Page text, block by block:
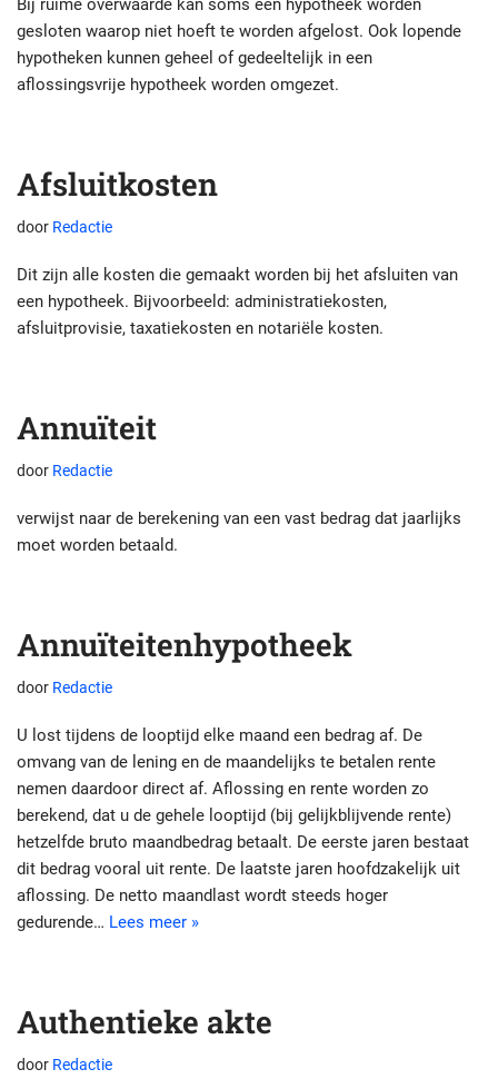
Bij ruime overwaarde kan soms een hypotheek worden
gesloten waarop niet hoeft te worden afgelost. Ook lopende
hypotheken kunnen geheel of gedeeltelijk in een
aflossingsvrije hypotheek worden omgezet.
Afsluitkosten
door Redactie
Dit zijn alle kosten die gemaakt worden bij het afsluiten van
een hypotheek. Bijvoorbeeld: administratiekosten,
afsluitprovisie, taxatiekosten en notariële kosten.
Annuïteit
door Redactie
verwijst naar de berekening van een vast bedrag dat jaarlijks
moet worden betaald.
Annuïteitenhypotheek
door Redactie
U lost tijdens de looptijd elke maand een bedrag af. De
omvang van de lening en de maandelijks te betalen rente
nemen daardoor direct af. Aflossing en rente worden zo
berekend, dat u de gehele looptijd (bij gelijkblijvende rente)
hetzelfde bruto maandbedrag betaalt. De eerste jaren bestaat
dit bedrag vooral uit rente. De laatste jaren hoofdzakelijk uit
aflossing. De netto maandlast wordt steeds hoger
gedurende… Lees meer »
Authentieke akte
door Redactie